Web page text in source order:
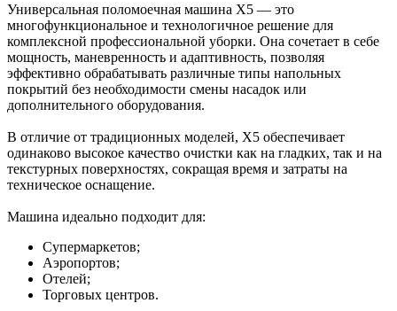
Универсальная поломоечная машина X5 — это
многофункциональное и технологичное решение для
комплексной профессиональной уборки. Она сочетает в себе
мощность, маневренность и адаптивность, позволяя
эффективно обрабатывать различные типы напольных
покрытий без необходимости смены насадок или
дополнительного оборудования.
В отличие от традиционных моделей, X5 обеспечивает
одинаково высокое качество очистки как на гладких, так и на
текстурных поверхностях, сокращая время и затраты на
техническое оснащение.
Машина идеально подходит для:
Супермаркетов;
Аэропортов;
Отелей;
Торговых центров.